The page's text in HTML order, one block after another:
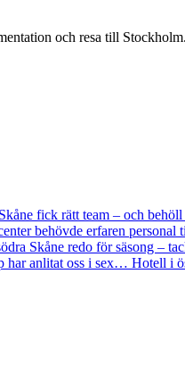
och resa till
fick rätt team – och behöll
behövde erfaren
Skåne redo för säsong –
har anlitat oss i sex… Hotell i